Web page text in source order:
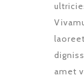
amet